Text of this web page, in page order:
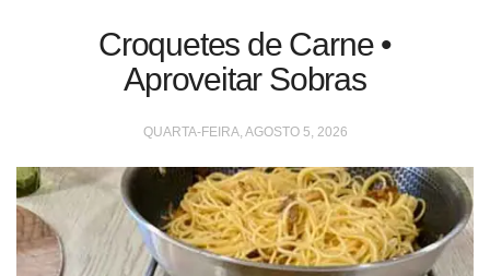
Croquetes de Carne •
Aproveitar Sobras
QUARTA-FEIRA, AGOSTO 5, 2026